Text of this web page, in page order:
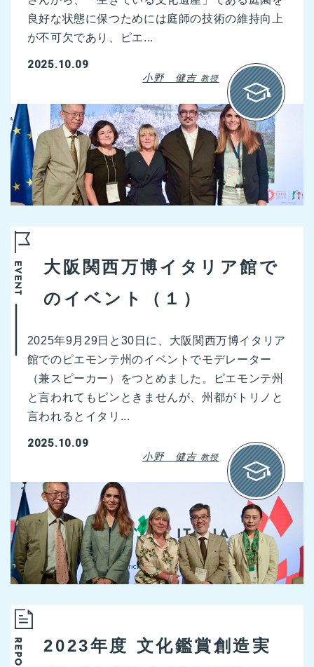
小野 健吉 教授
良好な状態に保つためには庭師の技術の維持向上
が不可欠であり、ピエ...
2025.10.09
大阪関西万博イタリア館で
のイベント（１）
小野 健吉 教授
2025年9月29日と30日に、大阪関西万博イタリア
館でのピエモンテ州のイベントでモデレーター
（兼スピーカー）をつとめました。ピエモンテ州
と言われてもピンときませんが、州都がトリノと
言われるとイタリ...
2025.10.09
2023年度 文化鑑賞創造実